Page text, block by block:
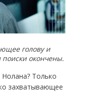
голову и
окончены.
Только
захватывающее